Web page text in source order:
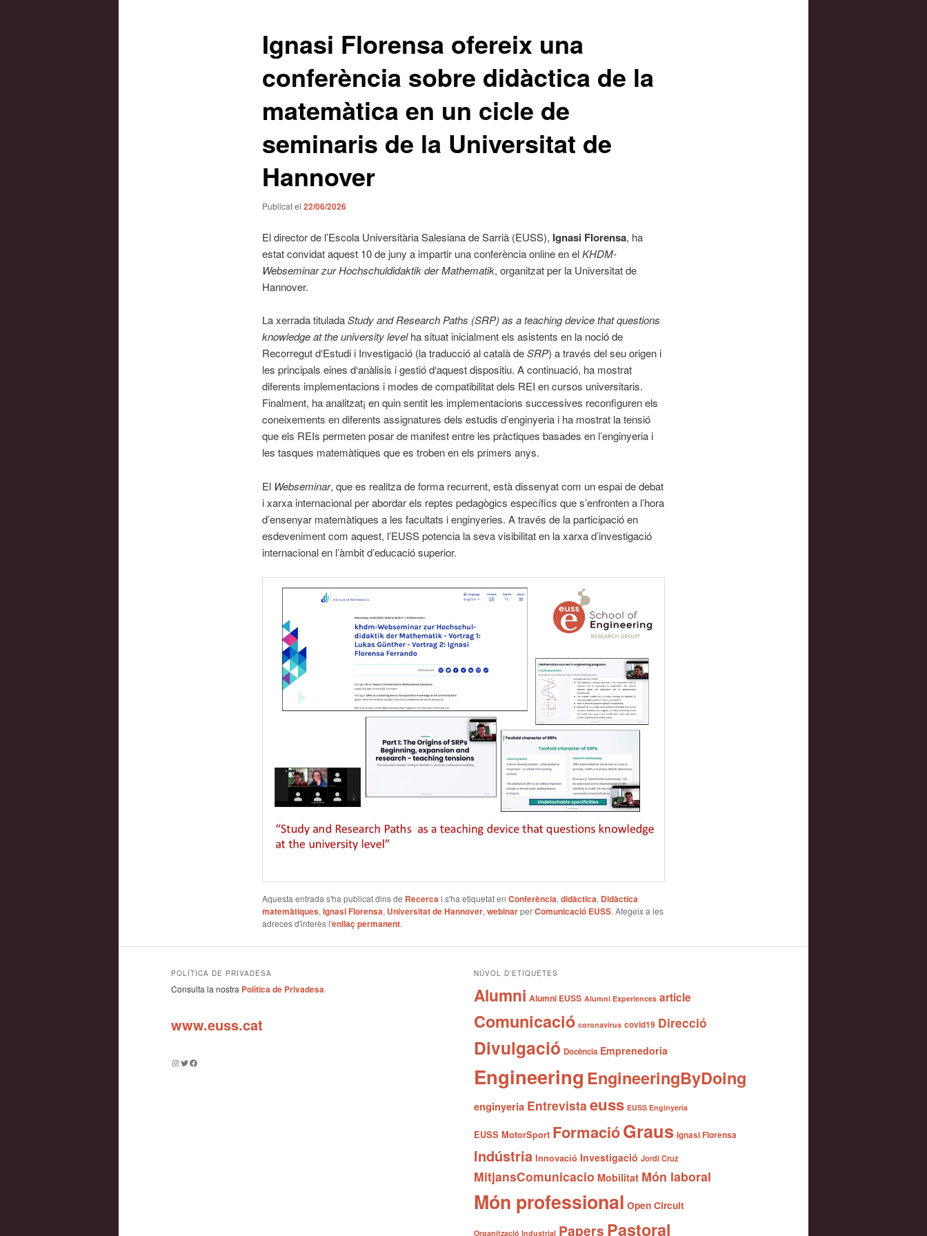
Ignasi Florensa ofereix una
conferència sobre didàctica de la
matemàtica en un cicle de
seminaris de la Universitat de
Hannover
Publicat el 22/06/2026
El director de l’Escola Universitària Salesiana de Sarrià (EUSS), Ignasi Florensa, ha
estat convidat aquest 10 de juny a impartir una conferència online en elKHDM-
Webseminar zur Hochschuldidaktik der Mathematik, organitzat per la Universitat de
Hannover.
La xerrada tituladaStudy and Research Paths (SRP) as a teaching device that questions
knowledge at the university levelha situat inicialment els asistents en la noció de
Recorregut d‘Estudi i Investigació (la traducció al català deSRP) a través del seu origen i
les principals eines d‘anàlisis i gestió d‘aquest dispositiu. A continuació, ha mostrat
diferents implementacions i modes de compatibilitat dels REI en cursos universitaris.
Finalment, ha analitzat¡ en quin sentit les implementacions successives reconfiguren els
coneixements en diferents assignatures dels estudis d’enginyeria i ha mostrat la tensió
que els REIs permeten posar de manifest entre les pràctiques basades en l’enginyeria i
les tasques matemàtiques que es troben en els primers anys.
El Webseminar, que es realitza de forma recurrent, està dissenyat com un espai de debat
i xarxa internacional per abordar els reptes pedagògics específics que s’enfronten a l’hora
d’ensenyar matemàtiques a les facultats i enginyeries. A través de la participació en
esdeveniment com aquest, l’EUSS potencia la seva visibilitat en la xarxa d’investigació
internacional en l’àmbit d’educació superior.
Aquesta entrada s'ha publicat dins de Recercai s'ha etiquetat en Conferència, didàctica, Didàctica
matemàtiques, Ignasi Florensa, Universitat de Hannover, webinarperComunicació EUSS. Afegeix a les
adreces d'interès l'enllaç permanent.
POLÍTICA DE PRIVADESA
Consulta la nostra Política de Privadesa
www.euss.cat
Instagram
TwitterFacebook
NÚVOL D’ETIQUETES
Alumni Alumni EUSS Alumni Experiences article
Comunicació coronavirus covid19 Direcció
Divulgació Docència Emprenedoria
Engineering EngineeringByDoing
enginyeria Entrevista euss EUSS Enginyeria
EUSS MotorSport FormacióGraus Ignasi Florensa
Indústria Innovació Investigació Jordi Cruz
MitjansComunicacio Mobilitat Món laboral
Món professional Open Circuit
Organització Industrial Papers Pastoral